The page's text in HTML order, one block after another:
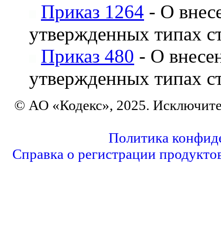
Приказ 1264 - О
утвержденных типах
Приказ 480 - О
утвержденных типах
© АО «Кодекс», 2025.
Политика
Справка о регистрации